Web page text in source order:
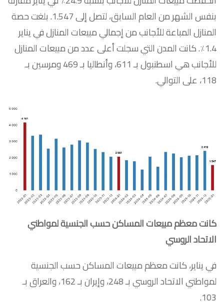
بنفس الشهر من العام السابق، لتصل إلى 1.547. بلغت حصة
المنازل المباعة للأجانب من إجمالي مبيعات المنازل في يناير
1.4٪. كانت المدن التي سجلت أعلى عدد من مبيعات المنازل
للأجانب هي اسطنبول بـ 611، وأنطاليا بـ 469 ومرسين بـ
118، على التوالي.
كانت معظم مبيعات المساكن حسب الجنسية لمواطني
الاتحاد الروسي
في يناير، كانت معظم مبيعات المساكن حسب الجنسية
لمواطني الاتحاد الروسي بـ 248، وإيران بـ 162، والعراق بـ
103.